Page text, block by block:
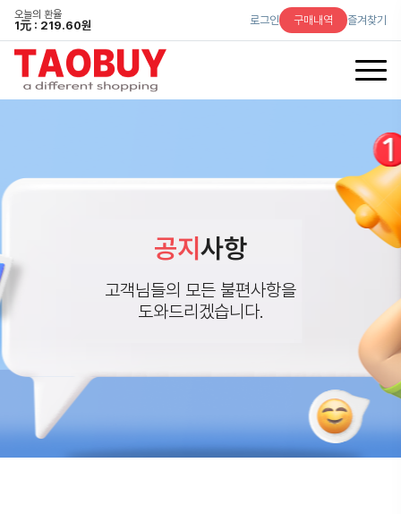
오늘의 환율
1元 : 219.60원 로그인 구매내역 즐겨찾기
공지 사항
고객님들의 모든 불편사항을
도와드리겠습니다.